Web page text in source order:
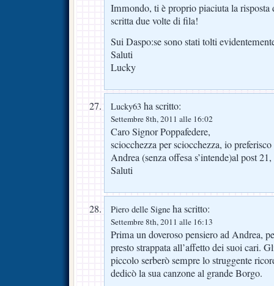
Immondo, ti è proprio piaciuta la risposta
scritta due volte di fila!
Sui Daspo:se sono stati tolti
Saluti
Lucky
Lucky63 ha scritto:
Settembre 8th, 2011 alle 16:02
Caro Signor Poppafedere,
sciocchezza per sciocchezza, io
Andrea (senza offesa s’intende)al post
Saluti
Piero delle Signe ha scritto:
Settembre 8th, 2011 alle 16:13
Prima un doveroso pensiero ad Andrea,
presto strappata all’affetto dei suoi cari.
piccolo serberò sempre lo struggente
dedicò la sua canzone al grande Borgo.